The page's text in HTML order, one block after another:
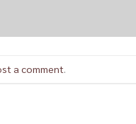
a comment.